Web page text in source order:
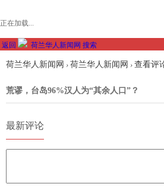
正在加载...
返回 荷兰华人新闻网 搜索
荷兰华人新闻网 › 荷兰华人新闻网 › 查看评
荒谬，台岛96%汉人为“其余人口”？
最新评论